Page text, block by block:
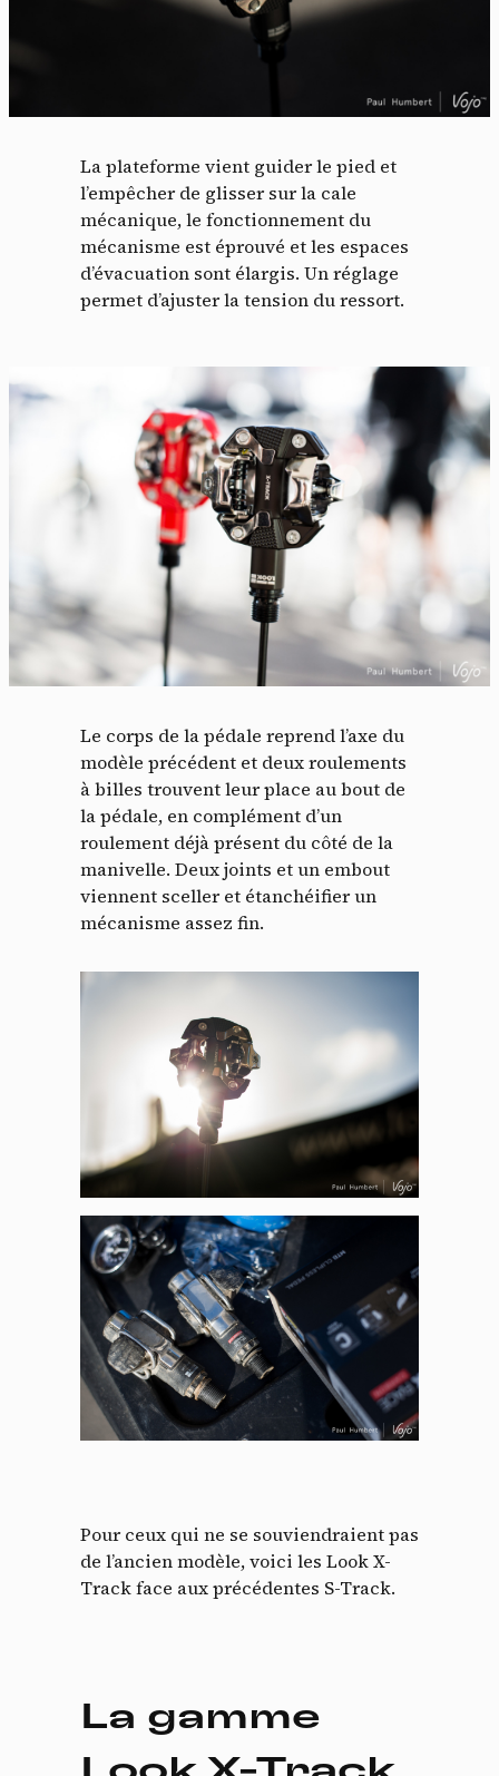
La plateforme vient guider le pied et
l’empêcher de glisser sur la cale
mécanique, le fonctionnement du
mécanisme est éprouvé et les espaces
d’évacuation sont élargis. Un réglage
permet d’ajuster la tension du ressort.
Le corps de la pédale reprend l’axe du
modèle précédent et deux roulements
à billes trouvent leur place au bout de
la pédale, en complément d’un
roulement déjà présent du côté de la
manivelle. Deux joints et un embout
viennent sceller et étanchéifier un
mécanisme assez fin.
Pour ceux qui ne se souviendraient pas
de l’ancien modèle, voici les Look X-
Track face aux précédentes S-Track.
La gamme